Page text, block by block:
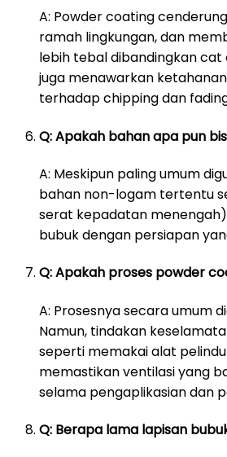
A: Powder coating
ramah lingkungan, dan
lebih tebal dibandingkan cat
juga menawarkan
terhadap chipping dan
Q: Apakah bahan apa pun
A: Meskipun paling umum
bahan non-logam tertentu
serat kepadatan
bubuk dengan persiapan
Q: Apakah proses powder
A: Prosesnya secara umum
Namun, tindakan
seperti memakai alat
memastikan ventilasi yang
selama pengaplikasian dan
Q: Berapa lama lapisan